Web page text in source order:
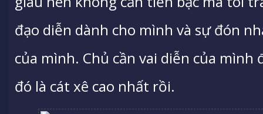
đạo diễn dành cho mình và sự đón
của mình. Chủ cần vai diễn của
đó là cát xê cao nhất rồi.